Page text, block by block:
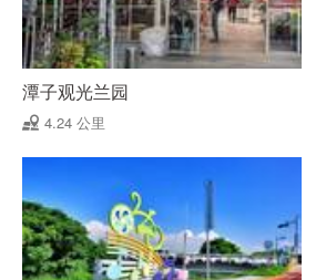
潭子观光兰园
4.24 公里